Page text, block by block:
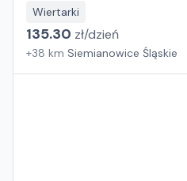
Wiertarki
135.30 zł/dzień
+38 km Siemianowice Śląskie